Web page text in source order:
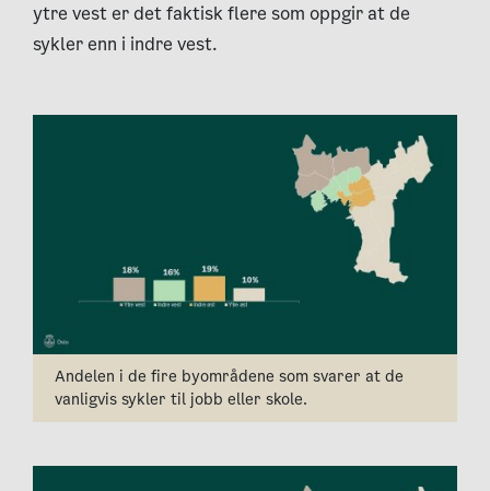
ytre vest er det faktisk flere som oppgir at de
sykler enn i indre vest.
Andelen i de fire byområdene som svarer at de
vanligvis sykler til jobb eller skole.